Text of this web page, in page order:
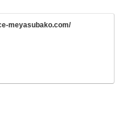
meyasubako.com/